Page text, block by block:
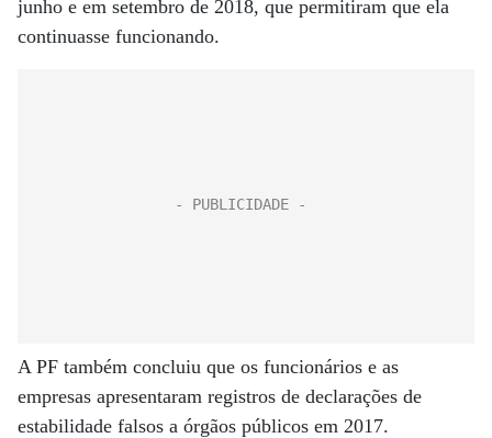
junho e em setembro de 2018, que permitiram que ela
continuasse funcionando.
A PF também concluiu que os funcionários e as
empresas apresentaram registros de declarações de
estabilidade falsos a órgãos públicos em 2017.